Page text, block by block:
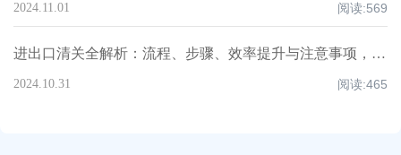
2024.11.01 阅读:569
进出口清关全解析：流程、步骤、效率提升与注意事项，超全知识点汇总！
2024.10.31 阅读:465